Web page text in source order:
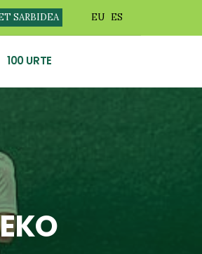
SARBIDEA EU ES
100 URTE